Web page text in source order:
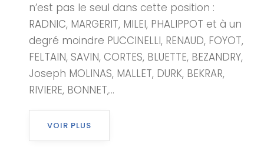
n’est pas le seul dans cette position :
RADNIC, MARGERIT, MILEI, PHALIPPOT et à un
degré moindre PUCCINELLI, RENAUD, FOYOT,
FELTAIN, SAVIN, CORTES, BLUETTE, BEZANDRY,
Joseph MOLINAS, MALLET, DURK, BEKRAR,
RIVIERE, BONNET,...
VOIR PLUS